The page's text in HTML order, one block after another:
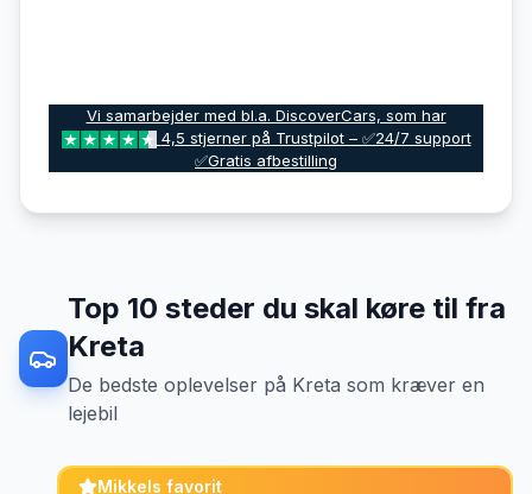
Vi samarbejder med bl.a. DiscoverCars, som har
4,5 stjerner på Trustpilot – ✅24/7 support
✅Gratis afbestilling
Top 10 steder du skal køre til fra
Kreta
De bedste oplevelser på Kreta som kræver en
lejebil
Mikkels favorit